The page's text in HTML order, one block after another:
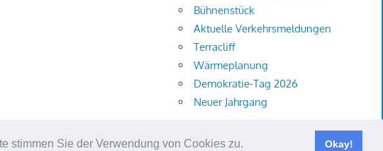
stimmen Sie der Verwendung von Cookies zu. Okay!
Bühnenstück
Aktuelle Verkehrsmeldungen
Terracliff
Wärmeplanung
Demokratie-Tag 2026
Neuer Jahrgang